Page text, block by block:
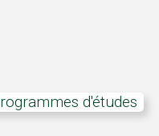
Programmes d'études